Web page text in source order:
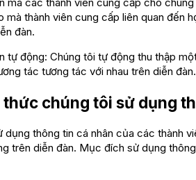
mà thành viên cung cấp liên quan đến
đàn.
động: Chúng tôi tự động thu thập
tác tương tác với nhau trên diễn đàn.
thức chúng tôi sử dụng
dụng thông tin cá nhân của các thành
trên diễn đàn. Mục đích sử dụng